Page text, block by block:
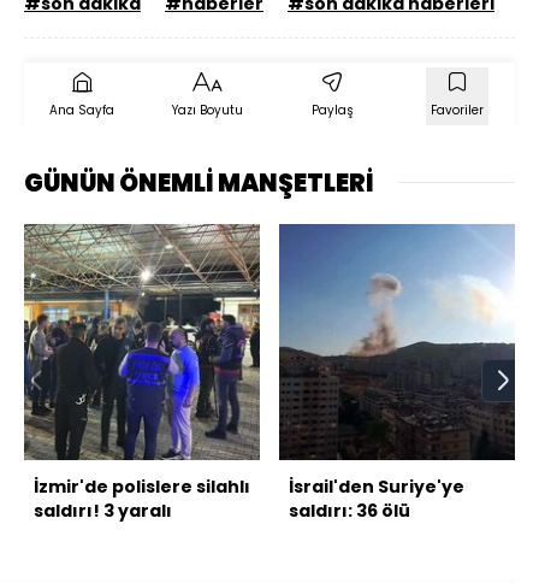
Ana Sayfa Yazı Boyutu Paylaş Favoriler
GÜNÜN ÖNEMLİ MANŞETLERİ
İzmir'de polislere silahlı
saldırı! 3 yaralı
İsrail'den Suriye'ye
saldırı: 36 ölü